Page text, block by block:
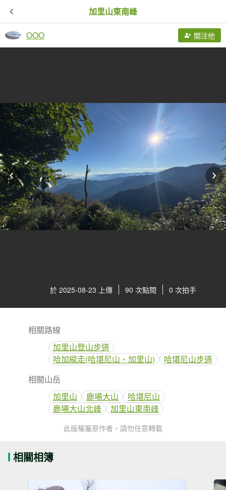
加里山東南峰
OOO 關注他
於 2025-08-23 上傳 90 次點閱 0 次拍手
相關路線
加里山登山步道
哈加縱走(哈堪尼山、加里山)
哈堪尼山步道
相關山岳
加里山
鹿場大山
哈堪尼山
鹿場大山北峰
加里山東南峰
此版權屬原作者，請勿任意轉載
相關相簿